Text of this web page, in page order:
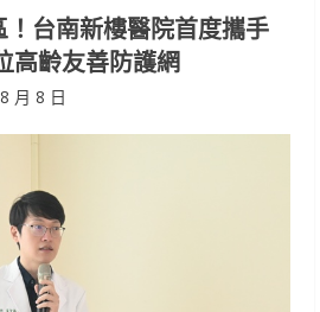
台南新樓醫院首度攜手
高齡友善防護網
月 8 日